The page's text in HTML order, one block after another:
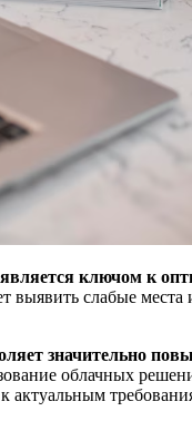
ключом к
слабые
значительно
облачных
актуальным